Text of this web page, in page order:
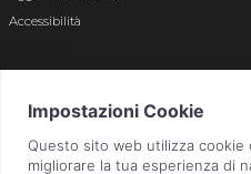
Accessibilità
Bergamo n. 01496180165 ·